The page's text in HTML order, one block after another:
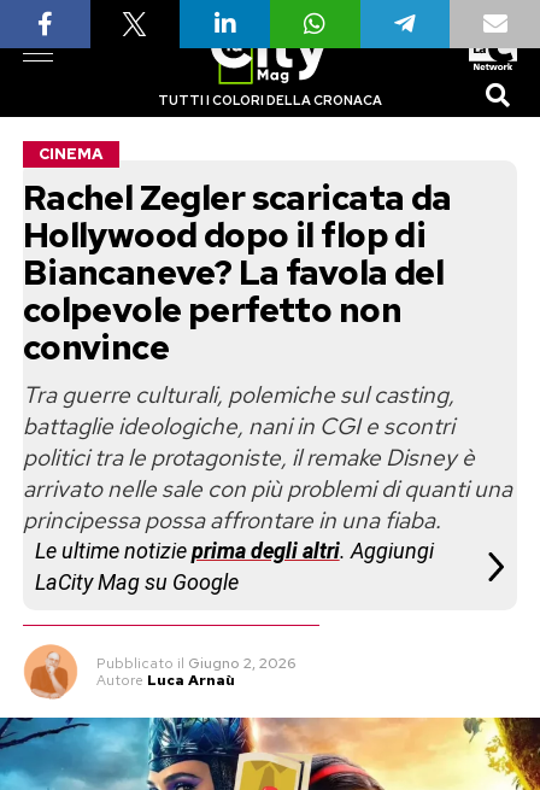
TUTTI I COLORI DELLA CRONACA
CINEMA
Rachel Zegler scaricata da
Hollywood dopo il flop di
Biancaneve? La favola del
colpevole perfetto non
convince
Tra guerre culturali, polemiche sul casting,
battaglie ideologiche, nani in CGI e scontri
politici tra le protagoniste, il remake Disney è
arrivato nelle sale con più problemi di quanti una
principessa possa affrontare in una fiaba.
Le ultime notizieprima degli altri. Aggiungi
LaCity Mag su Google
Pubblicato il Giugno 2, 2026
Autore Luca Arnaù